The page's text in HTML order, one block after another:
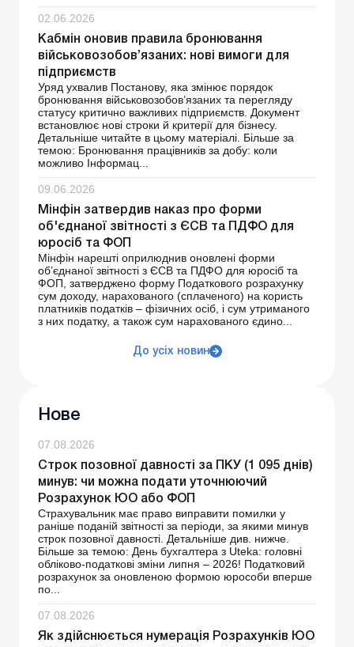
02.06.2026
Кабмін оновив правила бронювання
військовозобов’язаних: нові вимоги для
підприємств
Уряд ухвалив Постанову, яка змінює порядок
бронювання військовозобов’язаних та перегляду
статусу критично важливих підприємств. Документ
встановлює нові строки й критерії для бізнесу.
Детальніше читайте в цьому матеріалі. Більше за
темою: Бронювання працівників за добу: коли
можливо Інформац...
09.06.2026
Мінфін затвердив наказ про форми
об'єднаної звітності з ЄСВ та ПДФО для
юросіб та ФОП
Мінфін нарешті оприлюднив оновлені форми
об’єднаної звітності з ЄСВ та ПДФО для юросіб та
ФОП, затверджено форму Податкового розрахунку
сум доходу, нарахованого (сплаченого) на користь
платників податків – фізичних осіб, і сум утриманого
з них податку, а також сум нарахованого єдино...
До усіх новин
Нове
07.08.2026
Строк позовної давності за ПКУ (1 095 днів)
минув: чи можна подати уточнюючий
Розрахунок ЮО або ФОП
Страхувальник має право виправити помилки у
раніше поданій звітності за періоди, за якими минув
строк позовної давності. Детальніше див. нижче.
Більше за темою: День бухгалтера з Uteka: головні
обліково-податкові зміни липня – 2026! Податковий
розрахунок за оновленою формою юрособи вперше
по...
07.08.2026
Як здійснюється нумерація Розрахунків ЮО